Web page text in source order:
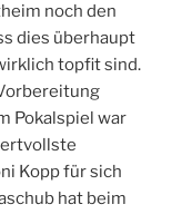
noch den
dies überhaupt
topfit sind.
Pokalspiel war
Kopp für sich
hat beim